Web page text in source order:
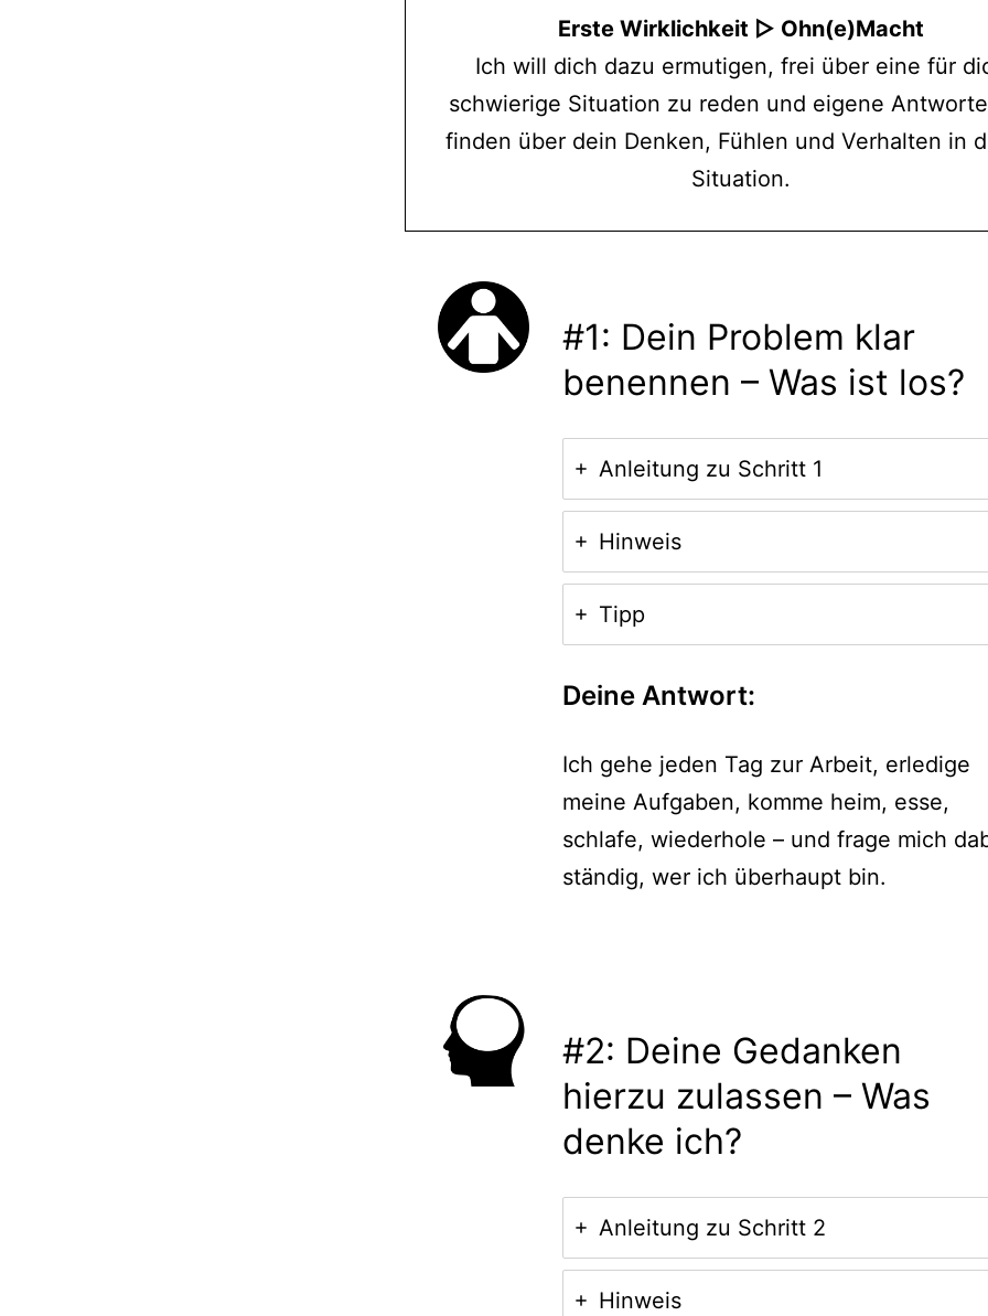
Erste Wirklichkeit ▷ Ohn(e)Macht
Ich will dich dazu ermutigen, frei über eine für
schwierige Situation zu reden und eigene
finden über dein Denken, Fühlen und Verhalten in
Situation.
#1: Dein Problem klar
benennen – Was ist los?
Anleitung zu Schritt 1
Hinweis
Tipp
Deine Antwort:
Ich gehe jeden Tag zur Arbeit, erledige
meine Aufgaben, komme heim, esse,
schlafe, wiederhole – und frage mich
ständig, wer ich überhaupt bin.
#2: Deine Gedanken
hierzu zulassen – Was
denke ich?
Anleitung zu Schritt 2
Hinweis